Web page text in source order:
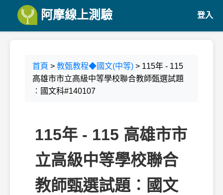
阿摩線上測驗 登入
首頁 > 教甄教程◆國文(中等) > 115年 - 115
高雄市市立高級中等學校聯合教師甄選試題
︰國文科#140107
115年 - 115 高雄市市
立高級中等學校聯合
教師甄選試題︰國文